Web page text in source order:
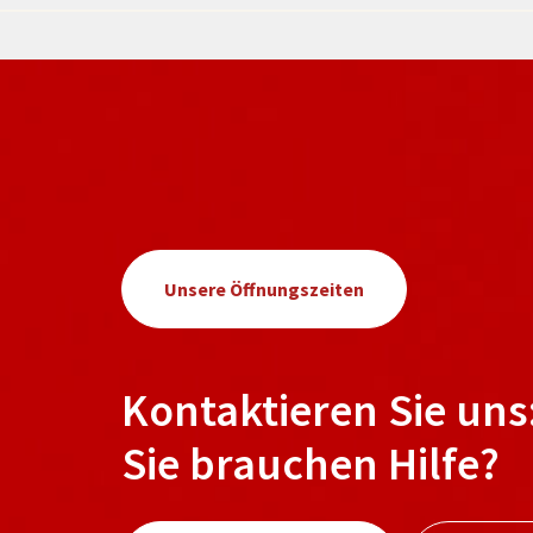
Unsere Öffnungszeiten
Kontaktieren Sie
Sie brauchen Hilfe?